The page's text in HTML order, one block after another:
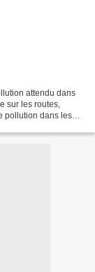
attendu dans
sur les routes,
pollution dans les